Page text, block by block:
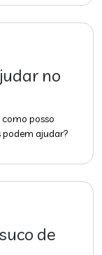
no
posso
podem ajudar?
de